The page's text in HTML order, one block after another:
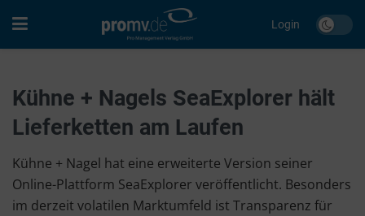
Login
Kühne + Nagels SeaExplorer hält
Lieferketten am Laufen
Kühne + Nagel hat eine erweiterte Version seiner
Online-Plattform SeaExplorer veröffentlicht. Besonders
im derzeit volatilen Marktumfeld ist Transparenz für